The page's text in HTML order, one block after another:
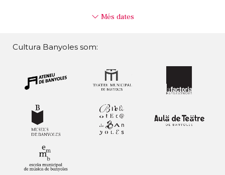
Més dates
Cultura Banyoles som: